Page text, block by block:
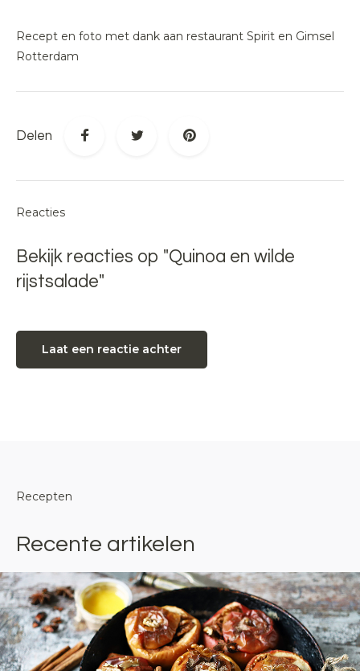
Recept en foto met dank aan restaurant Spirit en Gimsel
Rotterdam
Delen
Reacties
Bekijk reacties op "Quinoa en wilde
rijstsalade"
Laat een reactie achter
Recepten
Recente artikelen